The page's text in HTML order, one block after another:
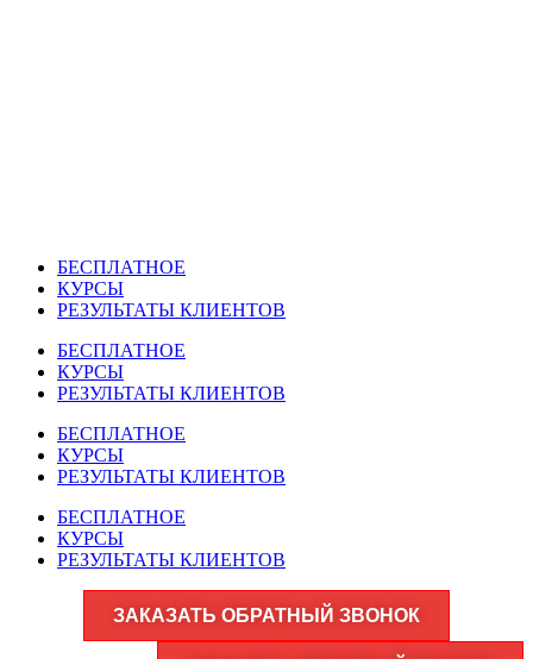
БЕСПЛАТНОЕ
КУРСЫ
РЕЗУЛЬТАТЫ КЛИЕНТОВ
БЕСПЛАТНОЕ
КУРСЫ
РЕЗУЛЬТАТЫ КЛИЕНТОВ
БЕСПЛАТНОЕ
КУРСЫ
РЕЗУЛЬТАТЫ КЛИЕНТОВ
БЕСПЛАТНОЕ
КУРСЫ
РЕЗУЛЬТАТЫ КЛИЕНТОВ
ЗАКАЗАТЬ ОБРАТНЫЙ ЗВОНОК